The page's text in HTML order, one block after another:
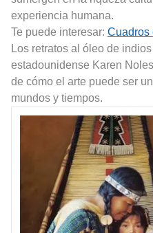
experiencia humana.
Te puede interesar: Cuadros
Los retratos al óleo de
estadounidense Karen
de cómo el arte puede ser
mundos y tiempos.